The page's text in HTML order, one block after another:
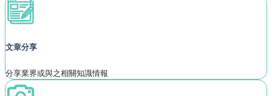
文章分享
分享業界或與之相關知識情報